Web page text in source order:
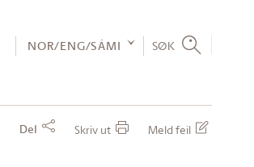
NOR/ENG/SÁMI SØK
Del Skriv ut Meld feil